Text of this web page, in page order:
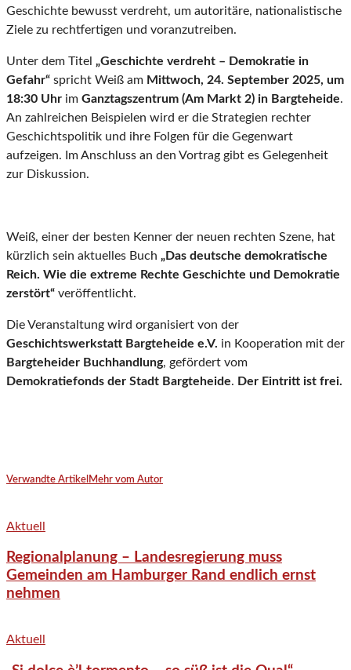
Geschichte bewusst verdreht, um autoritäre, nationalistische
Ziele zu rechtfertigen und voranzutreiben.
Unter dem Titel „Geschichte verdreht – Demokratie in
Gefahr“ spricht Weiß am Mittwoch, 24. September 2025, um
18:30 Uhr im Ganztagszentrum (Am Markt 2) in Bargteheide.
An zahlreichen Beispielen wird er die Strategien rechter
Geschichtspolitik und ihre Folgen für die Gegenwart
aufzeigen. Im Anschluss an den Vortrag gibt es Gelegenheit
zur Diskussion.
Weiß, einer der besten Kenner der neuen rechten Szene, hat
kürzlich sein aktuelles Buch „Das deutsche demokratische
Reich. Wie die extreme Rechte Geschichte und Demokratie
zerstört“ veröffentlicht.
Die Veranstaltung wird organisiert von der
Geschichtswerkstatt Bargteheide e.V. in Kooperation mit der
Bargteheider Buchhandlung, gefördert vom
Demokratiefonds der Stadt Bargteheide. Der Eintritt ist frei.
Verwandte Artikel Mehr vom Autor
Aktuell
Regionalplanung – Landesregierung muss
Gemeinden am Hamburger Rand endlich ernst
nehmen
Aktuell